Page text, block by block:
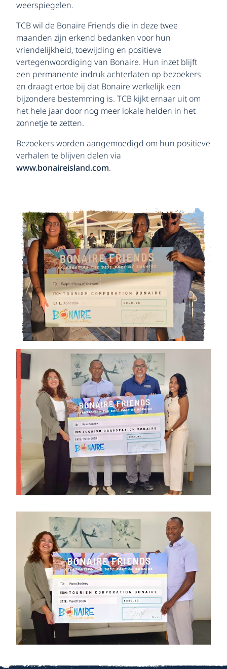
weerspiegelen.
TCB wil de Bonaire Friends die in deze twee
maanden zijn erkend bedanken voor hun
vriendelijkheid, toewijding en positieve
vertegenwoordiging van Bonaire. Hun inzet blijft
een permanente indruk achterlaten op bezoekers
en draagt ertoe bij dat Bonaire werkelijk een
bijzondere bestemming is. TCB kijkt ernaar uit om
het hele jaar door nog meer lokale helden in het
zonnetje te zetten.
Bezoekers worden aangemoedigd om hun positieve
verhalen te blijven delen via
www.bonaireisland.com.